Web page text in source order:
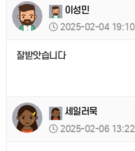
이성민
2025-02-04 19:10
잘받앗습니다
세일러묵
2025-02-06 13:22